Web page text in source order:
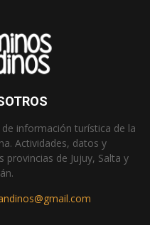
información turística de la
Actividades, datos y
provincias de Jujuy, Salta y